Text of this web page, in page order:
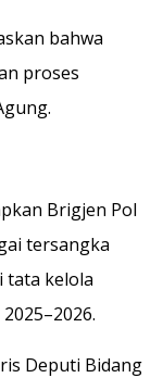
bahwa
proses
Brigjen Pol
tersangka
tata kelola
Deputi Bidang